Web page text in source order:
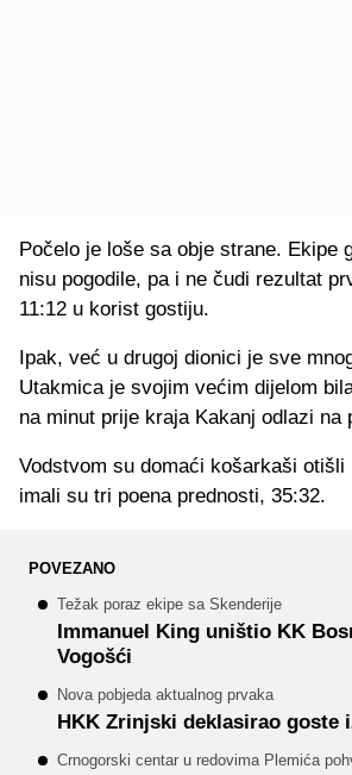
Počelo je loše sa obje strane. Ekipe
nisu pogodile, pa i ne čudi rezultat
11:12 u korist gostiju.
Ipak, već u drugoj dionici je sve
Utakmica je svojim većim dijelom
na minut prije kraja Kakanj odlazi na
Vodstvom su domaći košarkaši otišli
imali su tri poena prednosti, 35:32.
POVEZANO
Težak poraz ekipe sa Skenderije
Immanuel King uništio KK
Vogošći
Nova pobjeda aktualnog prvaka
HKK Zrinjski deklasirao goste
Crnogorski centar u redovima Plemića